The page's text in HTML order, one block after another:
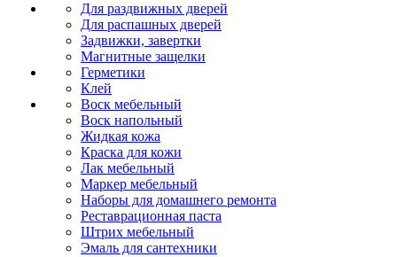
Для раздвижных дверей
Для распашных дверей
Задвижки, завертки
Магнитные защелки
Герметики
Клей
Воск мебельный
Воск напольный
Жидкая кожа
Краска для кожи
Лак мебельный
Маркер мебельный
Наборы для домашнего ремонта
Реставрационная паста
Штрих мебельный
Эмаль для сантехники